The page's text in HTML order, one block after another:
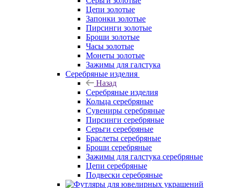
Цепи золотые
Запонки золотые
Пирсинги золотые
Броши золотые
Часы золотые
Монеты золотые
Зажимы для галстука
Серебряные изделия
Назад
Серебряные изделия
Кольца серебряные
Сувениры серебряные
Пирсинги серебряные
Серьги серебряные
Браслеты серебряные
Броши серебряные
Зажимы для галстука серебряные
Цепи серебряные
Подвески серебряные